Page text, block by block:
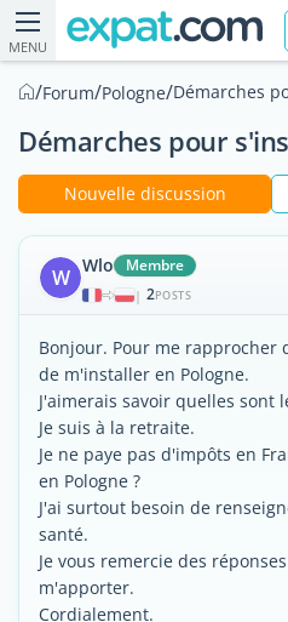
MENU
/Forum/Pologne/Démarches
Démarches pour
Nouvelle discussion
W Wlo Membre
| 2POSTS
Bonjour. Pour me rapprocher
de m'installer en Pologne.
J'aimerais savoir quelles sont
Je suis à la retraite.
Je ne paye pas d'impôts en
en Pologne ?
J'ai surtout besoin de
santé.
Je vous remercie des
m'apporter.
Cordialement.